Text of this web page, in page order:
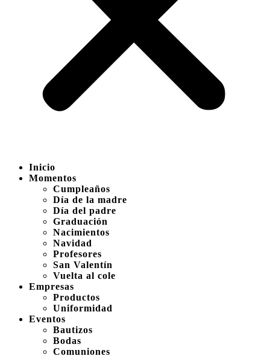
Inicio
Momentos
Cumpleaños
Día de la madre
Día del padre
Graduación
Nacimientos
Navidad
Profesores
San Valentín
Vuelta al cole
Empresas
Productos
Uniformidad
Eventos
Bautizos
Bodas
Comuniones